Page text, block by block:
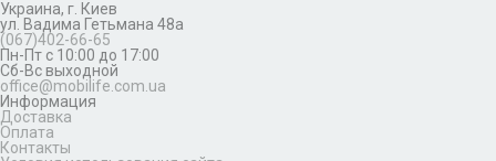
Украина, г. Киев
ул. Вадима Гетьмана 48а
(067)402-66-65
Пн-Пт с 10:00 до 17:00
Сб-Вс выходной
office@mobilife.com.ua
Информация
Доставка
Оплата
Контакты